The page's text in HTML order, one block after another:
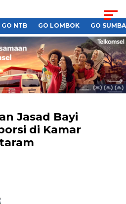
GO NTB GO LOMBOK GO
Jasad Bayi
di Kamar